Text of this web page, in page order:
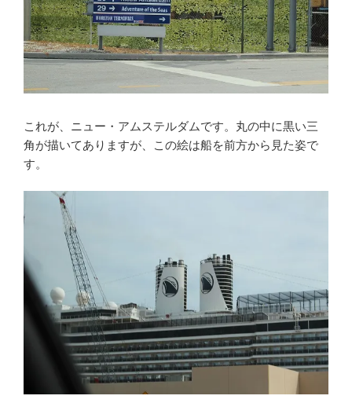
これが、ニュー・アムステルダムです。丸の中に黒い三
角が描いてありますが、この絵は船を前方から見た姿で
す。